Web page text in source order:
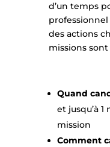
d’un temps
des actions
missions
Quand
et jusqu’à
mission
Comment